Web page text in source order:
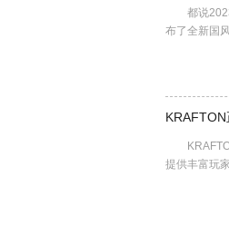
都说2023
布了全新国
提供丰富玩